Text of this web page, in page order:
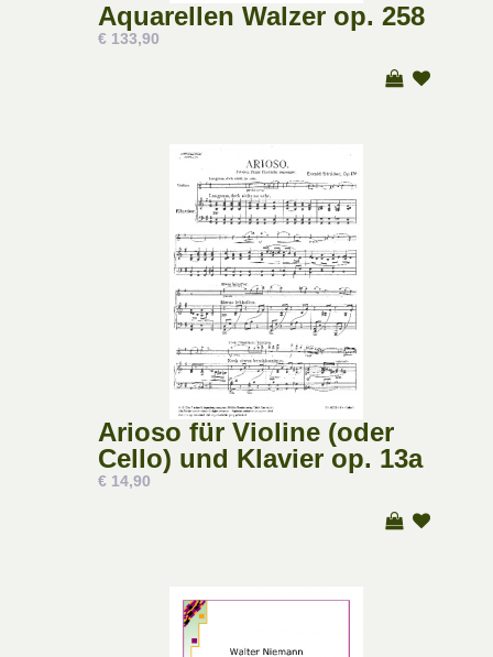
Aquarellen Walzer op. 258
€ 133,90
Arioso für Violine (oder
Cello) und Klavier op. 13a
€ 14,90